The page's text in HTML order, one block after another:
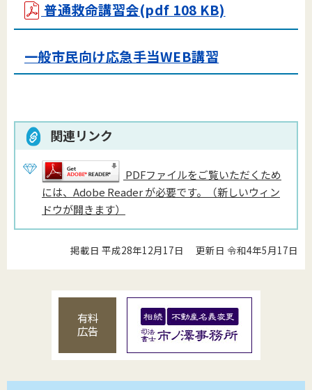
普通救命講習会(pdf 108 KB)
一般市民向け応急手当WEB講習
関連リンク
PDFファイルをご覧いただくため
には、Adobe Reader が必要です。（新しいウィン
ドウが開きます）
掲載日 平成28年12月17日 更新日 令和4年5月17日
有料
広告